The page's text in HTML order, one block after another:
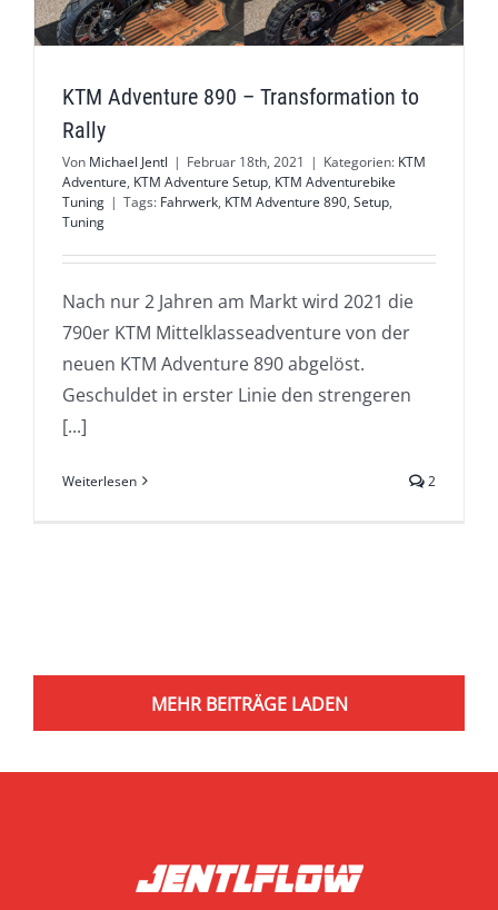
KTM Adventure 890 – Transformation to
Rally
Von Michael Jentl | Februar 18th, 2021 | Kategorien: KTM
Adventure, KTM Adventure Setup, KTM Adventurebike
Tuning | Tags: Fahrwerk, KTM Adventure 890, Setup,
Tuning
Nach nur 2 Jahren am Markt wird 2021 die
790er KTM Mittelklasseadventure von der
neuen KTM Adventure 890 abgelöst.
Geschuldet in erster Linie den strengeren
[...]
Weiterlesen 2
MEHR BEITRÄGE LADEN